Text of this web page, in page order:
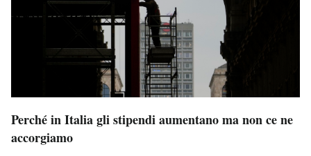
Perché in Italia gli stipendi aumentano ma non ce ne
accorgiamo